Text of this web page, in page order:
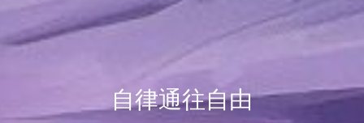
自律通往自由